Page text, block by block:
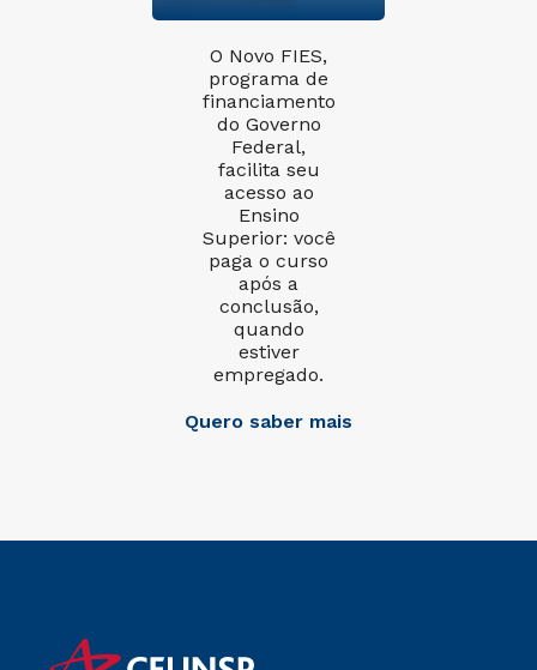
O Novo FIES,
programa de
financiamento
do Governo
Federal,
facilita seu
acesso ao
Ensino
Superior: você
paga o curso
após a
conclusão,
quando
estiver
empregado.
Quero saber mais